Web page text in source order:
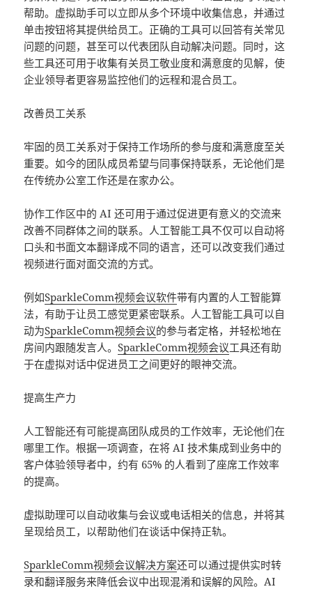
帮助。虚拟助手可以立即从多个环境中收集信息，并通过
单击按钮将其提供给员工。正确的工具可以回答有关常见
问题的问题，甚至可以代表团队自动解决问题。同时，这
些工具还可用于收集有关员工敬业度和满意度的见解，使
企业领导者更容易监控他们的远程和混合员工。
改善员工关系
牢固的员工关系对于保持工作场所的参与度和满意度至关
重要。如今的团队成员希望与同事保持联系，无论他们是
在传统办公室工作还是在家办公。
协作工作区中的 AI 还可用于通过促进更有意义的交流来
改善不同群体之间的联系。人工智能工具不仅可以自动将
口头和书面文本翻译成不同的语言，还可以改变我们通过
视频进行面对面交流的方式。
例如SparkleComm视频会议软件带有内置的人工智能算
法，有助于让员工感觉更紧密联系。人工智能工具可以自
动为SparkleComm视频会议的参与者定格，并轻松地在
房间内跟随发言人。SparkleComm视频会议工具还有助
于在虚拟对话中促进员工之间更好的眼神交流。
提高生产力
人工智能还有可能提高团队成员的工作效率，无论他们在
哪里工作。根据一项调查，在将 AI 技术集成到业务中的
客户体验领导者中，约有 65% 的人看到了座席工作效率
的提高。
虚拟助理可以自动收集与会议或电话相关的信息，并将其
呈现给员工，以帮助他们在谈话中保持正轨。
SparkleComm视频会议解决方案还可以通过提供实时转
录和翻译服务来降低会议中出现混淆和误解的风险。AI